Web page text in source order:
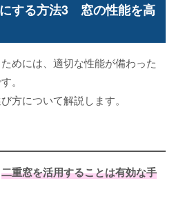
する方法3 窓の性能を高
めには、適切な性能が備わった
。
方について解説します。
二重窓を活用することは有効な手